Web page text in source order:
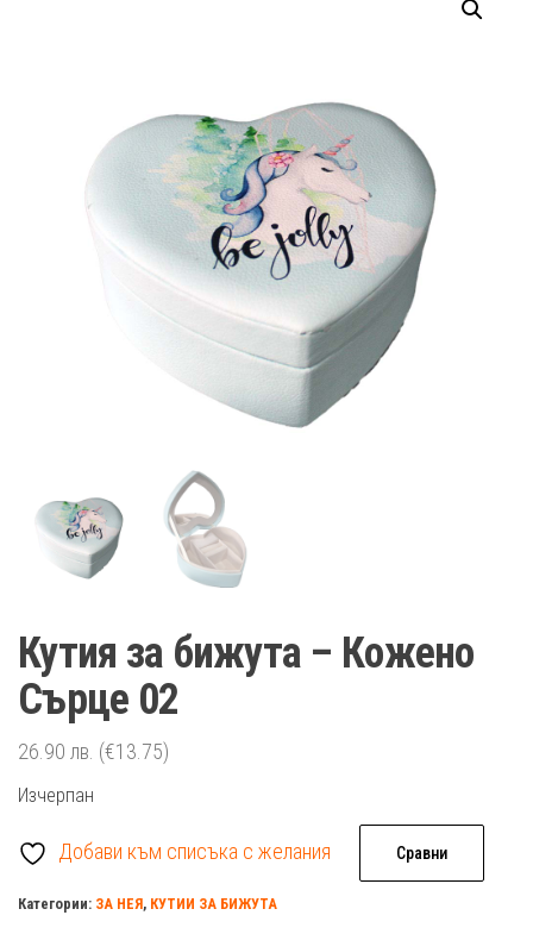
Кутия за бижута – Кожено
Сърце 02
26.90 лв. (€13.75)
Изчерпан
Добави към списъка с желания Сравни
Категории: ЗА НЕЯ, КУТИИ ЗА БИЖУТА